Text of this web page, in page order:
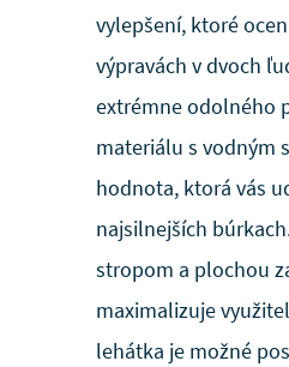
vylepšení, ktoré
výpravách v dvoch
extrémne odolného
materiálu s vodným
hodnota, ktorá vás
najsilnejších
stropom a plochou
maximalizuje
lehátka je možné